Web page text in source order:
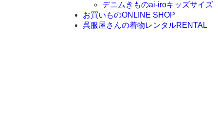
デニムきものai-iroキッズサイズ
お買いものONLINE SHOP
呉服屋さんの着物レンタルRENTAL